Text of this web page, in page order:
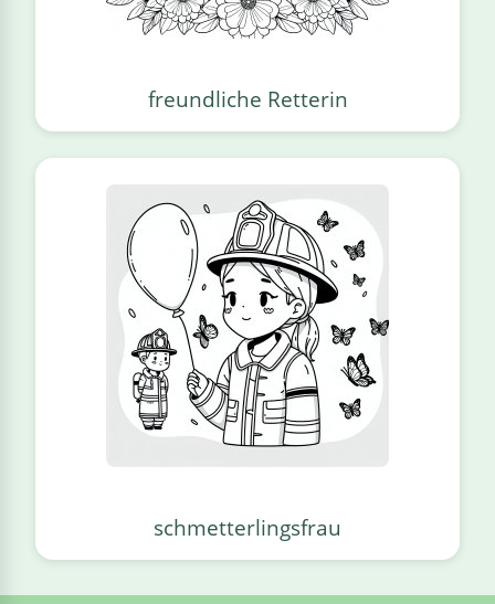
freundliche Retterin
schmetterlingsfrau